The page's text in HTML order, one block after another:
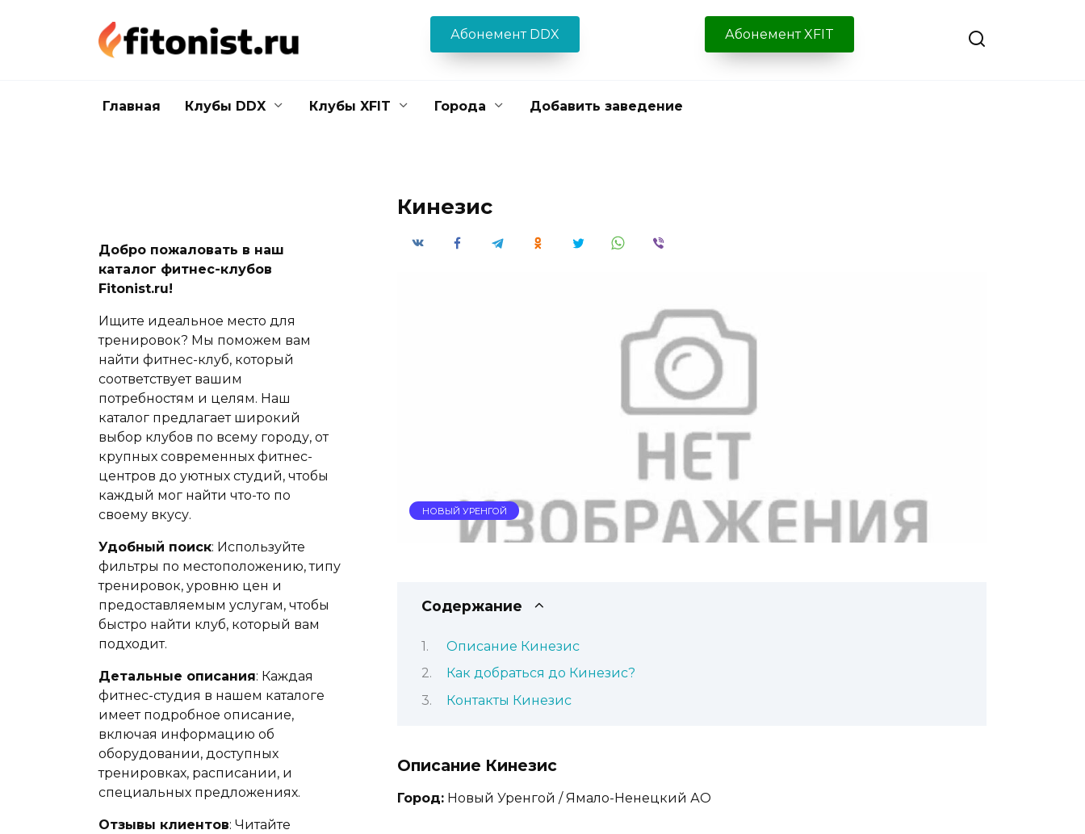
Абонемент DDX Абонемент XFIT
Главная Клубы DDX Клубы XFIT Города Добавить заведение
Кинезис
НОВЫЙ УРЕНГОЙ
Содержание
Описание Кинезис
Как добраться до Кинезис?
Контакты Кинезис
Описание Кинезис
Город: Новый Уренгой / Ямало-Ненецкий АО
Добро пожаловать в наш
каталог фитнес-клубов
Fitonist.ru!
Ищите идеальное место для
тренировок? Мы поможем вам
найти фитнес-клуб, который
соответствует вашим
потребностям и целям. Наш
каталог предлагает широкий
выбор клубов по всему городу, от
крупных современных фитнес-
центров до уютных студий, чтобы
каждый мог найти что-то по
своему вкусу.
Удобный поиск: Используйте
фильтры по местоположению, типу
тренировок, уровню цен и
предоставляемым услугам, чтобы
быстро найти клуб, который вам
подходит.
Детальные описания: Каждая
фитнес-студия в нашем каталоге
имеет подробное описание,
включая информацию об
оборудовании, доступных
тренировках, расписании, и
специальных предложениях.
Отзывы клиентов: Читайте